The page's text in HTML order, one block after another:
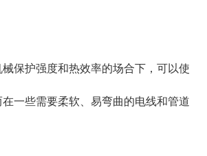
保护强度和热效率的场合下，可以使
一些需要柔软、易弯曲的电线和管道